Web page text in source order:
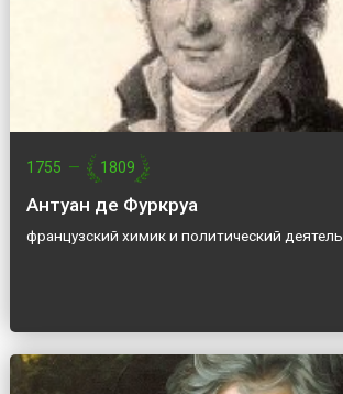
1755 — 1809
Антуан де Фуркруа
французский химик и политический деятель